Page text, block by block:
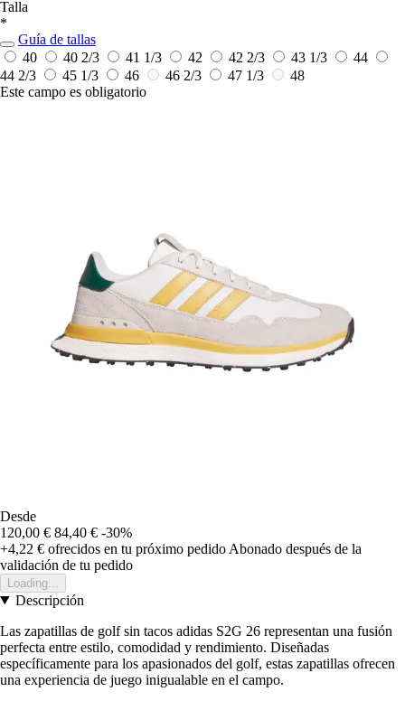
Talla
*
Guía de tallas
40
40 2/3 41 1/3 42 42 2/3 43 1/3
44
44 2/3
45 1/3 46 46 2/3 47 1/3
48
Este campo es obligatorio
Desde
120,00 € 84,40 € -30%
+4,22 € ofrecidos en tu próximo pedido Abonado después de la
validación de tu pedido
Loading...
Descripción
Las zapatillas de golf sin tacos adidas S2G 26 representan una fusión
perfecta entre estilo, comodidad y rendimiento. Diseñadas
específicamente para los apasionados del golf, estas zapatillas ofrecen
una experiencia de juego inigualable en el campo.